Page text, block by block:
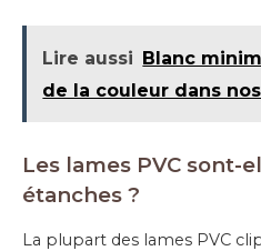
Lire aussi Blanc
de la couleur dans
Les lames PVC sont-
étanches ?
La plupart des lames PVC